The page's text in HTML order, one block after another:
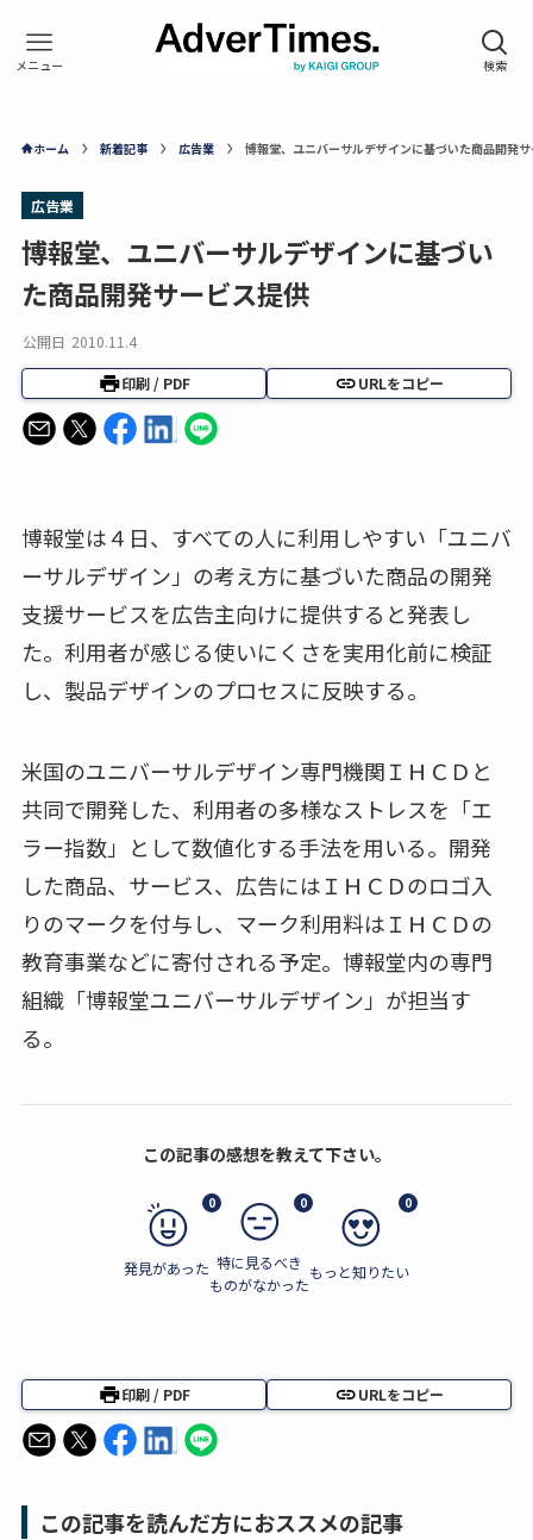
ホーム 新着記事 広告業 博報堂、ユニバーサルデザインに基づいた商品開発
広告業
博報堂、ユニバーサルデザインに基づい
た商品開発サービス提供
公開日 2010.11.4
印刷 / PDF URLをコピー
博報堂は４日、すべての人に利用しやすい「ユニバ
ーサルデザイン」の考え方に基づいた商品の開発
支援サービスを広告主向けに提供すると発表し
た。利用者が感じる使いにくさを実用化前に検証
し、製品デザインのプロセスに反映する。
米国のユニバーサルデザイン専門機関ＩＨＣＤと
共同で開発した、利用者の多様なストレスを「エ
ラー指数」として数値化する手法を用いる。開発
した商品、サービス、広告にはＩＨＣＤのロゴ入
りのマークを付与し、マーク利用料はＩＨＣＤの
教育事業などに寄付される予定。博報堂内の専門
組織「博報堂ユニバーサルデザイン」が担当す
る。
この記事の感想を教えて下さい。
0
発見があった
0
特に見るべき
ものがなかった
0
もっと知りたい
印刷 / PDF URLをコピー
この記事を読んだ方におススメの記事